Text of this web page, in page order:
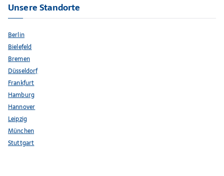
Unsere Standorte
Berlin
Bielefeld
Bremen
Düsseldorf
Frankfurt
Hamburg
Hannover
Leipzig
München
Stuttgart